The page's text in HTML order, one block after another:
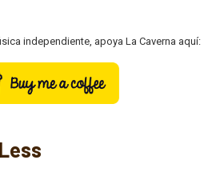
independiente, apoya La Caverna aquí: